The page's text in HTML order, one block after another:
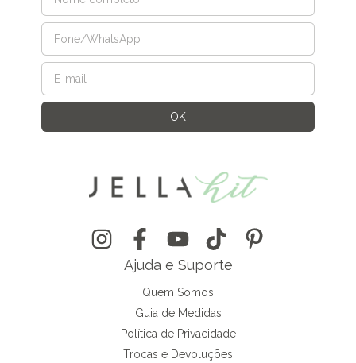
Ajuda e Suporte
Quem Somos
Guia de Medidas
Política de Privacidade
Trocas e Devoluções